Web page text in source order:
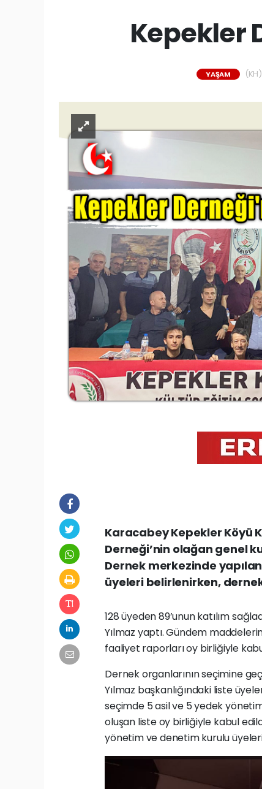
Kepekler
YAŞAM
Karacabey Kepekler Köyü
Derneği’nin olağan genel
Dernek merkezinde
üyeleri belirlenirken,
128 üyeden 89’unun katılım
Yılmaz yaptı. Gündem
faaliyet raporları oy birliğiyle
Dernek organlarının seçimine
Yılmaz başkanlığındaki liste
seçimde 5 asil ve 5 yedek
oluşan liste oy birliğiyle kabul
yönetim ve denetim kurulu